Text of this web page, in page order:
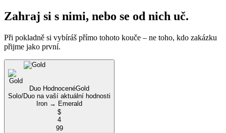
Zahraj si s nimi, nebo se od nich uč.
Při pokladně si vybíráš přímo tohoto kouče – ne toho, kdo zakázku
přijme jako první.
Duo HodnocenéGold
Solo/Duo na vaší aktuální hodnosti
Iron → Emerald
$
4
99